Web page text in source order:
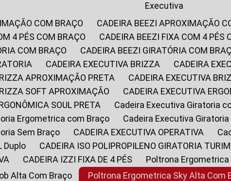
Executiva
COM BRAÇO
CADEIRA BEEZI APROXIMAÇÃO
4 PÉS COM BRAÇO
CADEIRA BEEZI FIXA COM 4
COM BRAÇO
CADEIRA BEEZI GIRATÓRIA COM
CADEIRA EXECUTIVA BRIZZA
CADEIRA
APROXIMAÇÃO PRETA
CADEIRA EXECUTIVA
SOFT APROXIMAÇÃO
CADEIRA EXECUTIVA
SOUL PRETA
Cadeira Executiva Giratoria
Ergometrica com Braço
Cadeira Executiva
Sem Braço
CADEIRA EXECUTIVA OPERATIVA
Duplo
CADEIRA ISO POLIPROPILENO GIRATORIA
CADEIRA IZZI FIXA DE 4 PÉS
Poltrona
Alta Com Braço
Poltrona Ergometrica Sky Alta Com